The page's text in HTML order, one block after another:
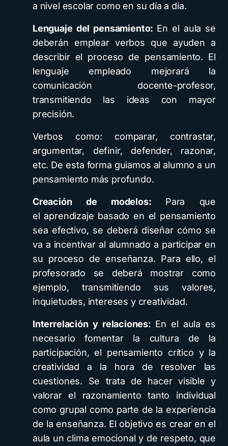
a nivel escolar como en su día a día.
Lenguaje del pensamiento: En el aula se
deberán emplear verbos que ayuden a
describir el proceso de pensamiento. El
lenguaje empleado mejorará la
comunicación docente-profesor,
transmitiendo las ideas con mayor
precisión.
Verbos como: comparar, contrastar,
argumentar, definir, defender, razonar,
etc. De esta forma guiamos al alumno a un
pensamiento más profundo.
Creación de modelos: Para que
el aprendizaje basado en el pensamiento
sea efectivo, se deberá diseñar cómo se
va a incentivar al alumnado a participar en
su proceso de enseñanza. Para ello, el
profesorado se deberá mostrar como
ejemplo, transmitiendo sus valores,
inquietudes, intereses y creatividad.
Interrelación y relaciones: En el aula es
necesario fomentar la cultura de la
participación, el pensamiento crítico y la
creatividad a la hora de resolver las
cuestiones. Se trata de hacer visible y
valorar el razonamiento tanto individual
como grupal como parte de la experiencia
de la enseñanza. El objetivo es crear en el
aula un clima emocional y de respeto, que